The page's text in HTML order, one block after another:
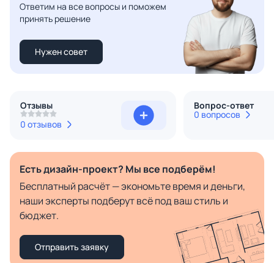
Ответим на все вопросы и поможем
принять решение
Нужен совет
Отзывы
0 отзывов
Вопрос-ответ
0 вопросов
Есть дизайн-проект? Мы все подберём!
Бесплатный расчёт — экономьте время и деньги,
наши эксперты подберут всё под ваш стиль и
бюджет.
Отправить заявку